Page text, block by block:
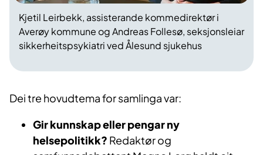
Kjetil Leirbekk, assisterande kommedirektør i
Averøy kommune og Andreas Follesø, seksjonsleiar
sikkerheitspsykiatri ved Ålesund sjukehus
Dei tre hovudtema for samlinga var:
Gir kunnskap eller pengar ny
helsepolitikk? Redaktør og